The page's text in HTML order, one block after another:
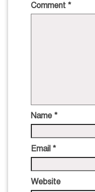
Comment *
Name *
Email *
Website